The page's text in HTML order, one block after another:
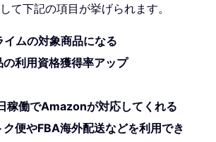
て下記の項目が挙げられます。
ムの対象商品になる
の利用資格獲得率アップ
稼働でAmazonが対応してくれる
便やFBA海外配送などを利用でき